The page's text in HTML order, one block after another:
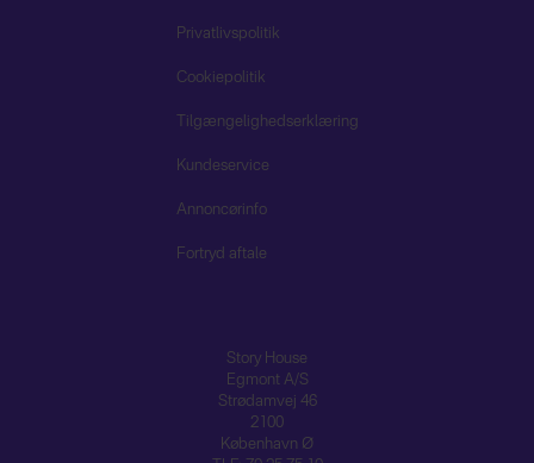
Privatlivspolitik
Cookiepolitik
Tilgængelighedserklæring
Kundeservice
Annoncørinfo
Fortryd aftale
Story House
Egmont A/S
Strødamvej 46
2100
København Ø